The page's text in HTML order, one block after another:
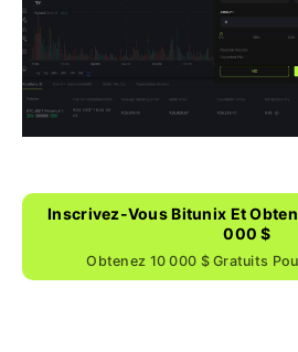
Inscrivez-Vous Bitunix Et
000 $
Obtenez 10 000 $ Gratuits